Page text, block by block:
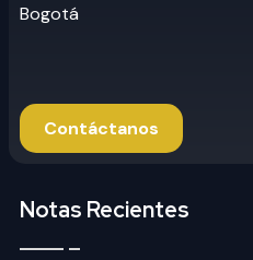
Bogotá
Contáctanos
Notas Recientes